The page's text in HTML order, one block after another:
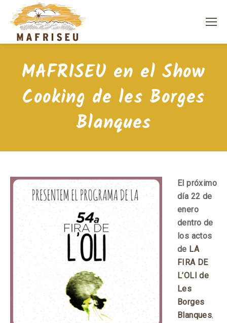
MAFRISEU en el Show
Cooking de les Borges
Blanques
El próximo
día 22 de
enero
dentro de
los actos
de LA
FIRA DE
L’OLI de
Les
Borges
Blanques,